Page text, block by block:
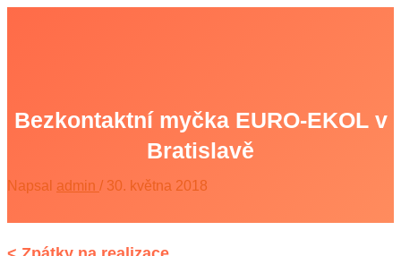
Bezkontaktní myčka EURO-EKOL v
Bratislavě
Napsal admin / 30. května 2018